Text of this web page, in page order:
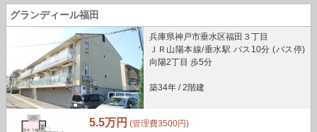
グランディール福田
兵庫県神戸市垂水区福田３丁目
ＪＲ山陽本線/垂水駅 バス10分 (バス停)
向陽2丁目 歩5分
築34年 / 2階建
5.5万円 (管理費3500円)